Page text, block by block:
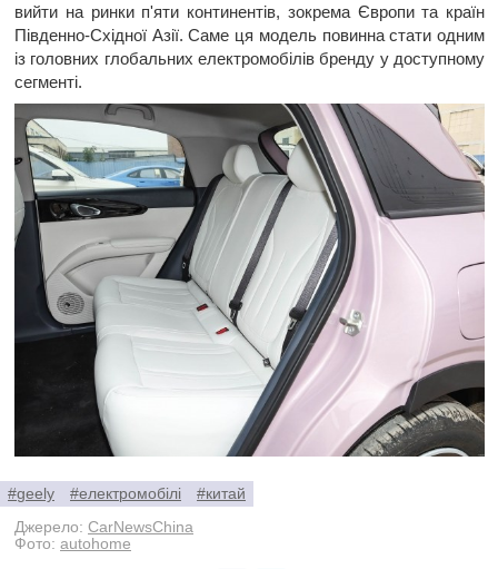
вийти на ринки п'яти континентів, зокрема Європи та країн
Південно-Східної Азії. Саме ця модель повинна стати одним
із головних глобальних електромобілів бренду у доступному
сегменті.
#geely #електромобілі
#китай
Джерело: CarNewsChina
Фото: autohome